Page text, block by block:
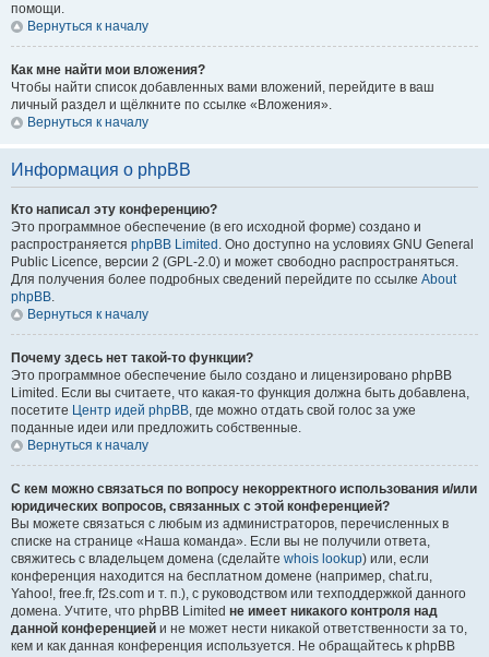
помощи.
Вернуться к началу
Как мне найти мои вложения?
Чтобы найти список добавленных вами вложений, перейдите в ваш
личный раздел и щёлкните по ссылке «Вложения».
Вернуться к началу
Информация о phpBB
Кто написал эту конференцию?
Это программное обеспечение (в его исходной форме) создано и
распространяется phpBB Limited . Оно доступно на условиях GNU General
Public Licence, версии 2 (GPL-2.0) и может свободно распространяться.
Для получения более подробных сведений перейдите по ссылке About
phpBB.
Вернуться к началу
Почему здесь нет такой-то функции?
Это программное обеспечение было создано и лицензировано phpBB
Limited. Если вы считаете, что какая-то функция должна быть добавлена,
посетите Центр идей phpBB, где можно отдать свой голос за уже
поданные идеи или предложить собственные.
Вернуться к началу
С кем можно связаться по вопросу некорректного использования и/или
юридических вопросов, связанных с этой конференцией?
Вы можете связаться с любым из администраторов, перечисленных в
списке на странице «Наша команда». Если вы не получили ответа,
свяжитесь с владельцем домена (сделайте whois lookup) или, если
конференция находится на бесплатном домене (например, chat.ru,
Yahoo!, free.fr, f2s.com и т. п.), с руководством или техподдержкой данного
домена. Учтите, что phpBB Limited не имеет никакого контроля над
данной конференцией и не может нести никакой ответственности за то,
кем и как данная конференция используется. Не обращайтесь к phpBB